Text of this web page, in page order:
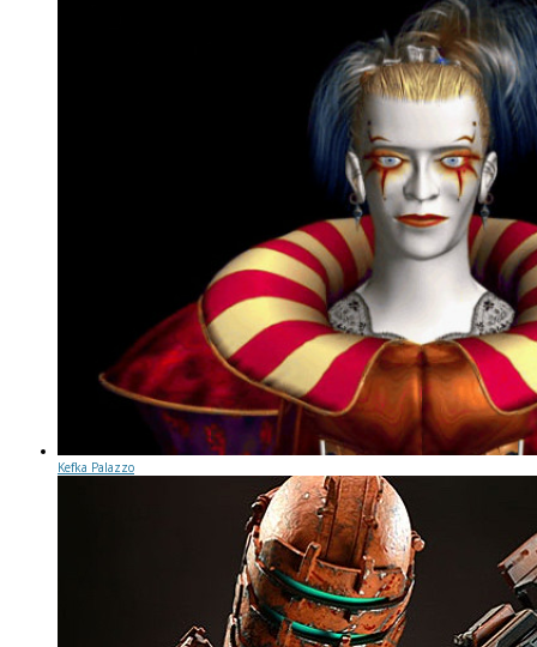
Kefka Palazzo